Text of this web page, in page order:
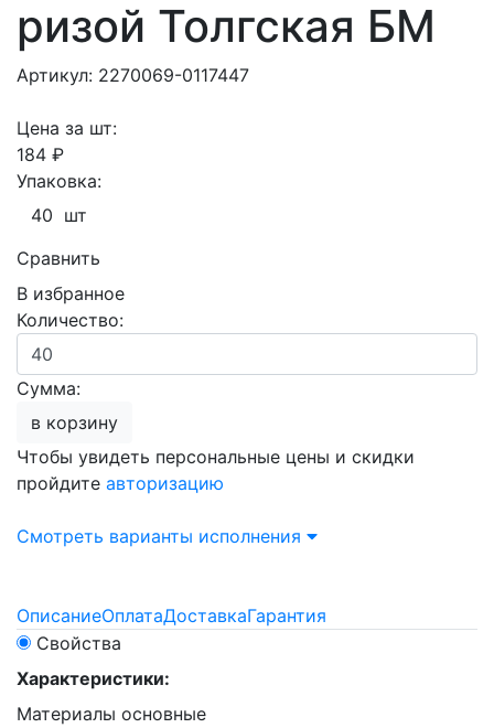
ризой Толгская БМ
Артикул: 2270069-0117447
Цена за шт:
184 ₽
Упаковка:
40 шт
Сравнить
В избранное
Количество:
Сумма:
в корзину
Чтобы увидеть персональные цены и скидки
пройдите авторизацию
Смотреть варианты исполнения
ОписаниеОплатаДоставкаГарантия
Свойства
Характеристики:
Материалы основные